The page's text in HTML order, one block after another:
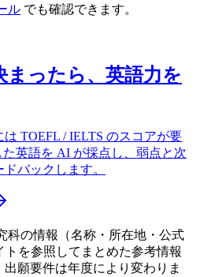
ル でも確認できます。
まったら、英語力を
TOEFL / IELTS のスコアが要
た英語を AI が採点し、弱点と次
バックします。
科の情報（名称・所在地・公式
を参照してまとめた参考情報
願要件は年度により変わりま